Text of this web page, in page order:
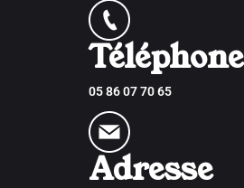
Téléphone
05 86 07 70 65
Adresse